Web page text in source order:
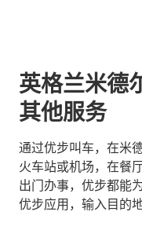
英格兰米德
其他服务
通过优步叫车，在米
火车站或机场，在餐
出门办事，优步都能
优步应用，输入目的